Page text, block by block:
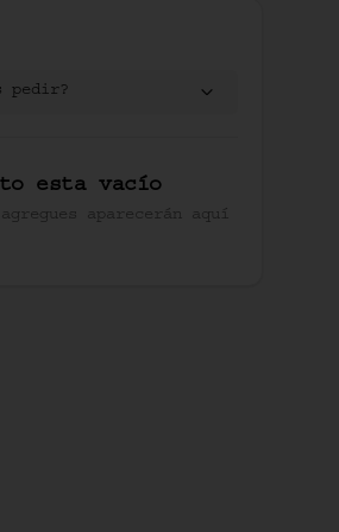
pedir?
esta vacío
aparecerán aquí